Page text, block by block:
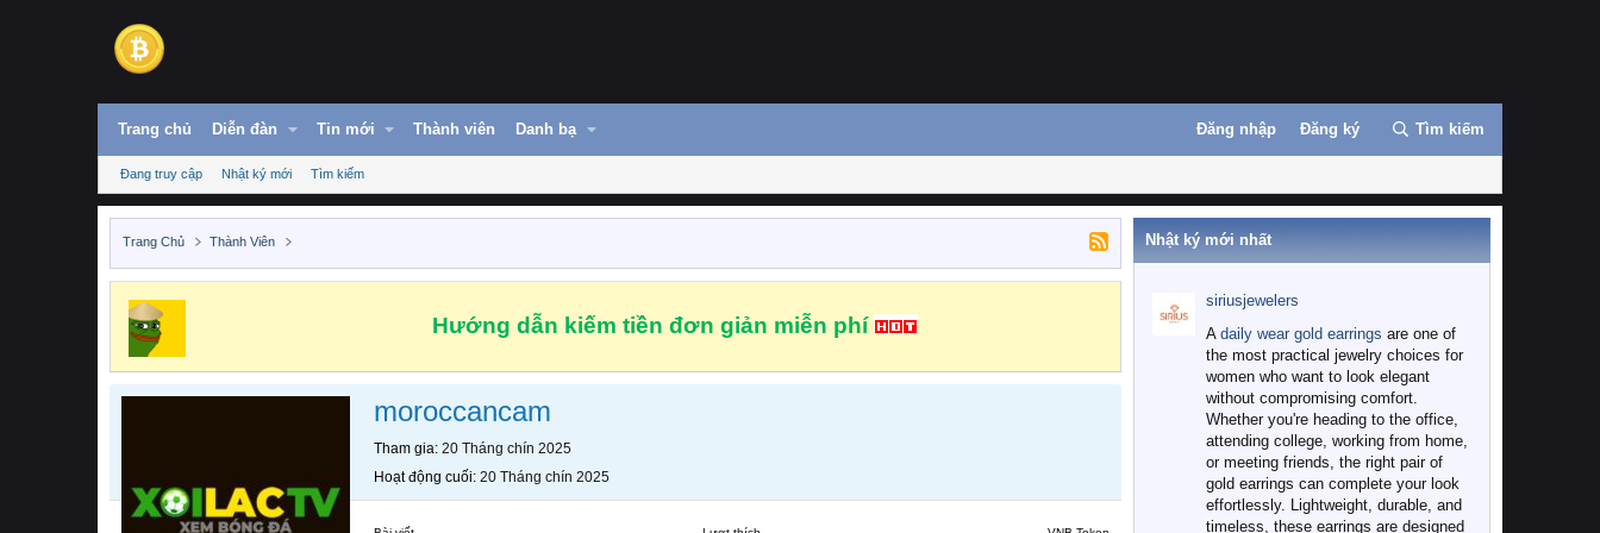
Trang chủ Diễn đàn Tin mới Thành viên Danh bạ Đăng nhập Đăng ký Tìm kiếm
Đang truy cập Nhật ký mới Tìm kiếm
Trang Chủ Thành Viên
Hướng dẫn kiếm tiền đơn giản miễn phí
moroccancam
Tham gia 20 Tháng chín 2025
Hoạt động cuối 20 Tháng chín 2025
Nhật ký mới nhất
siriusjewelers
A daily wear gold earrings are one of
the most practical jewelry choices for
women who want to look elegant
without compromising comfort.
Whether you're heading to the office,
attending college, working from home,
or meeting friends, the right pair of
gold earrings can complete your look
effortlessly. Lightweight, durable, and
timeless, these earrings are designed